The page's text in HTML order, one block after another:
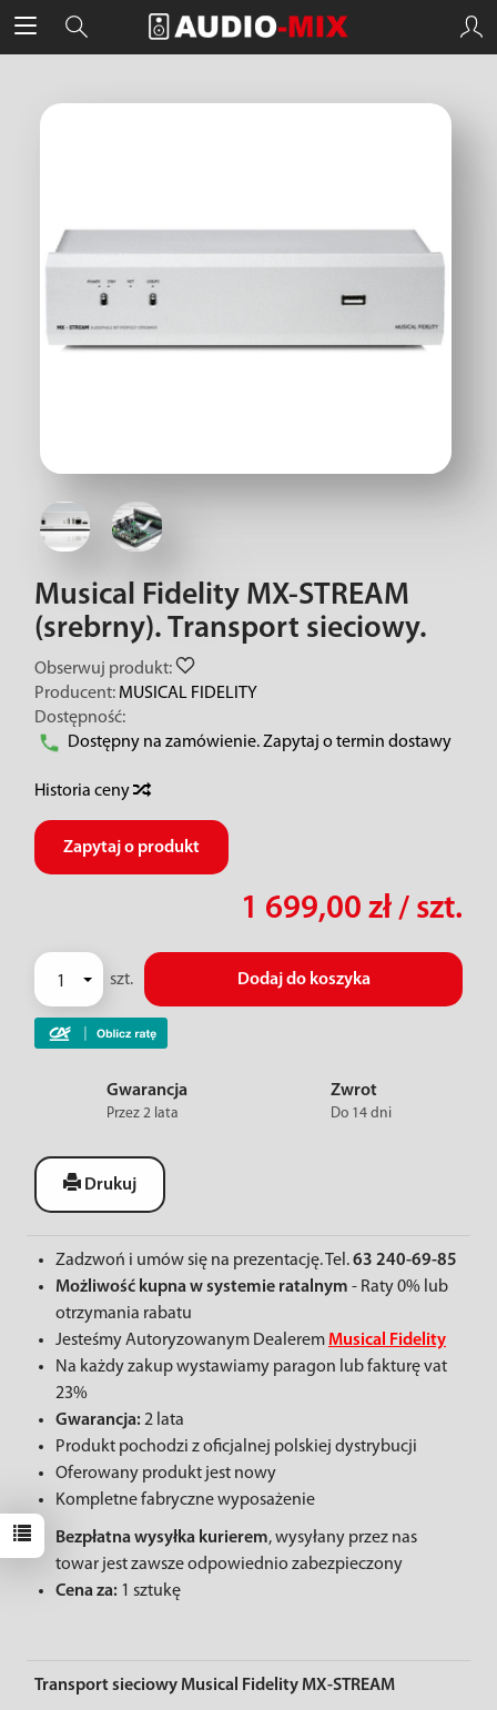
Musical Fidelity MX-STREAM
(srebrny). Transport sieciowy.
Obserwuj produkt:
Producent: MUSICAL FIDELITY
Dostępność:
Dostępny na zamówienie. Zapytaj o termin dostawy
Historia ceny
Zapytaj o produkt
1 699,00 zł / szt.
szt. Dodaj do koszyka
Gwarancja
Przez 2 lata
Zwrot
Do 14 dni
Drukuj
Zadzwoń i umów się na prezentację. Tel.63 240-69-85
Możliwość kupna w systemie ratalnym - Raty 0% lub
otrzymania rabatu
Jesteśmy Autoryzowanym DealeremMusical Fidelity
Na każdy zakup wystawiamy paragon lub fakturę vat
23%
Gwarancja: 2 lata
Produkt pochodzi z oficjalnej polskiej dystrybucji
Oferowany produkt jest nowy
Kompletne fabryczne wyposażenie
Bezpłatna wysyłka kurierem, wysyłany przez nas
towar jest zawsze odpowiednio zabezpieczony
Cena za: 1 sztukę
Transport sieciowy Musical Fidelity MX-STREAM